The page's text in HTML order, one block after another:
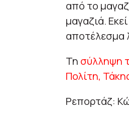
από το
μαγαζιά.
αποτέλεσμα
Τη σύλληψη
Πολίτη,
Ρεπορτάζ: